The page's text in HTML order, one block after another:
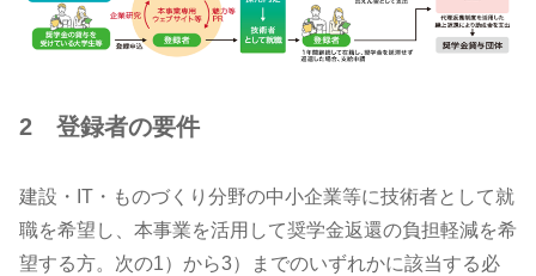
2 登録者の要件
建設・IT・ものづくり分野の中小企業等に技術者として就
職を希望し、本事業を活用して奨学金返還の負担軽減を希
望する方。次の1）から3）までのいずれかに該当する必